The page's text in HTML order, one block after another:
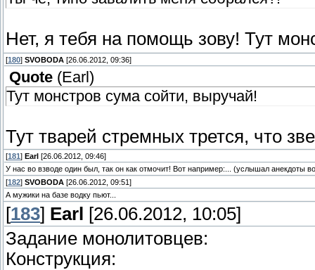
Нет, я тебя на помощь зову! Тут
[180] SVOBODA [26.06.2012, 09:36]
Quote (Earl )
Тут монстров сума сойти, выручай!
Тут тварей стремных трется, что
[181 ] Earl [26.06.2012, 09:46]
У нас во взводе один был, так он как отмочит! Вот например:... (услышал анекдоты
[182] SVOBODA [26.06.2012, 09:51]
А мужики на базе водку пьют...
[183] Earl
[26.06.2012, 10:05]
Задание монолитовцев:
Конструкция: